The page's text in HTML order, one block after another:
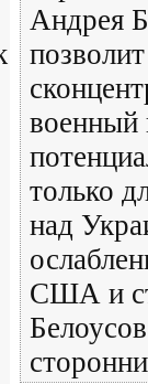
Андрея
позволит
военный
только
над
США и